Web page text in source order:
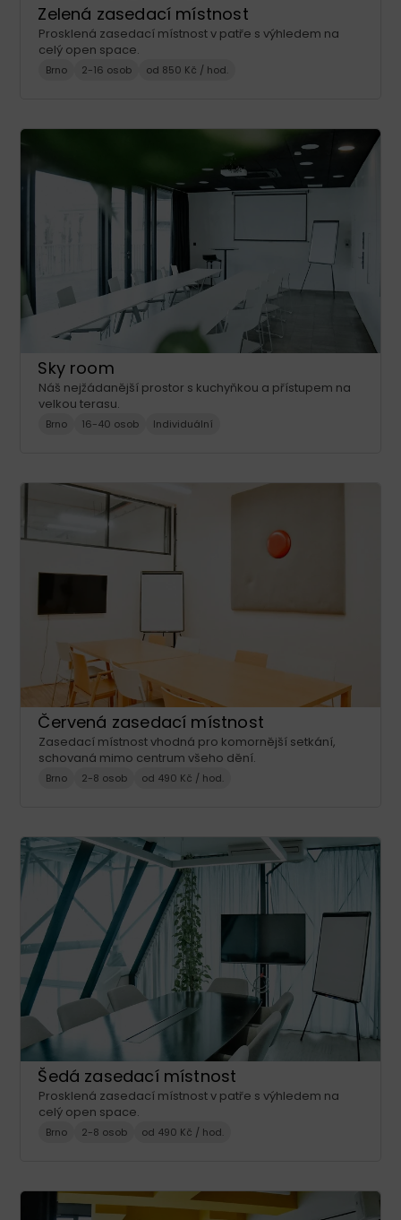
Zelená zasedací místnost
Prosklená zasedací místnost v patře s výhledem na
celý open space.
Brno 2-16 osob od 850 Kč / hod.
Sky room
Náš nejžádanější prostor s kuchyňkou a přístupem na
velkou terasu.
Brno 16-40 osob Individuální
Červená zasedací místnost
Zasedací místnost vhodná pro komornější setkání,
schovaná mimo centrum všeho dění.
Brno 2-8 osob od 490 Kč / hod.
Šedá zasedací místnost
Prosklená zasedací místnost v patře s výhledem na
celý open space.
Brno 2-8 osob od 490 Kč / hod.